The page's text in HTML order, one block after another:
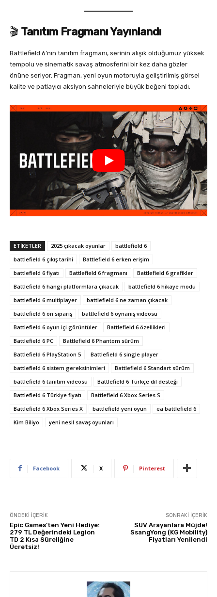
🎬 Tanıtım Fragmanı Yayınlandı
Battlefield 6’nın tanıtım fragmanı, serinin alışık olduğumuz yüksek
tempolu ve sinematik savaş atmosferini bir kez daha gözler
önüne seriyor. Fragman, yeni oyun motoruyla geliştirilmiş görsel
kalite ve patlayıcı aksiyon sahneleriyle büyük beğeni topladı.
ETIKETLER 2025 çıkacak oyunlar
battlefield 6
battlefield 6 çıkış tarihi
Battlefield 6 erken erişim
battlefield 6 fiyatı
Battlefield 6 fragmanı
Battlefield 6 grafikler
Battlefield 6 hangi platformlara çıkacak
battlefield 6 hikaye modu
battlefield 6 multiplayer
battlefield 6 ne zaman çıkacak
battlefield 6 ön sipariş
battlefield 6 oynanış videosu
Battlefield 6 oyun içi görüntüler
Battlefield 6 özellikleri
Battlefield 6 PC
Battlefield 6 Phantom sürüm
Battlefield 6 PlayStation 5
Battlefield 6 single player
battlefield 6 sistem gereksinimleri
Battlefield 6 Standart sürüm
battlefield 6 tanıtım videosu
Battlefield 6 Türkçe dil desteği
Battlefield 6 Türkiye fiyatı
Battlefield 6 Xbox Series S
Battlefield 6 Xbox Series X
battlefield yeni oyun
ea battlefield 6
Kim Biliyo
yeni nesil savaş oyunları
Facebook X Pinterest
ÖNCEKI İÇERIK
Epic Games’ten Yeni Hediye:
279 TL Değerindeki Legion
TD 2 Kısa Süreliğine
Ücretsiz!
SONRAKI İÇERIK
SUV Arayanlara Müjde!
SsangYong (KG Mobility)
Fiyatları Yenilendi